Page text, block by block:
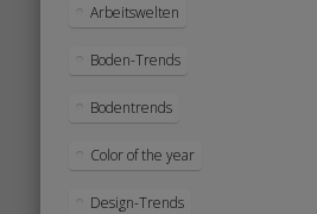
Arbeitswelten
Boden-Trends
Bodentrends
Color of the year
Design-Trends